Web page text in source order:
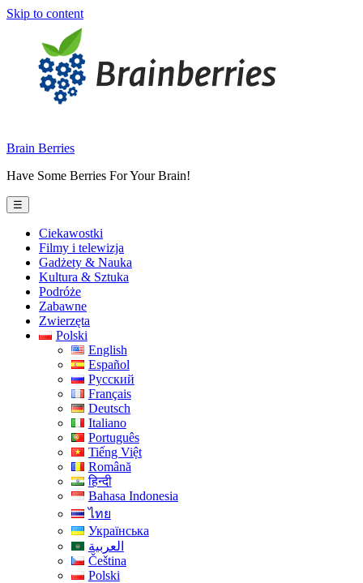
Skip to content
Brain Berries
Have Some Berries For Your Brain!
☰
Ciekawostki
Filmy i telewizja
Gadżety & Nauka
Kultura & Sztuka
Podróże
Zabawne
Zwierzęta
Polski
English
Español
Русский
Français
Deutsch
Italiano
Português
Tiếng Việt
Română
हिन्दी
Bahasa Indonesia
ไทย
Українська
العربية
Čeština
Polski